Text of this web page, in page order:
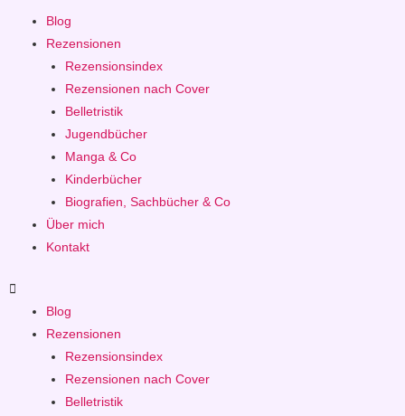
Blog
Rezensionen
Rezensionsindex
Rezensionen nach Cover
Belletristik
Jugendbücher
Manga & Co
Kinderbücher
Biografien, Sachbücher & Co
Über mich
Kontakt
Blog
Rezensionen
Rezensionsindex
Rezensionen nach Cover
Belletristik